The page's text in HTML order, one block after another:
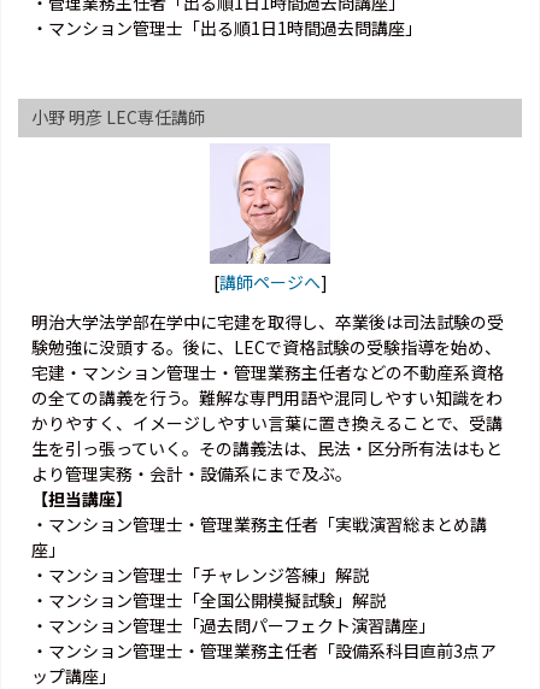
・マンション管理士「出る順1日1時間過去問講座」
小野 明彦 LEC専任講師
[講師ページへ]
明治大学法学部在学中に宅建を取得し、卒業後は司法試験の受
験勉強に没頭する。後に、LECで資格試験の受験指導を始め、
宅建・マンション管理士・管理業務主任者などの不動産系資格
の全ての講義を行う。難解な専門用語や混同しやすい知識をわ
かりやすく、イメージしやすい言葉に置き換えることで、受講
生を引っ張っていく。その講義法は、民法・区分所有法はもと
より管理実務・会計・設備系にまで及ぶ。
【担当講座】
・マンション管理士・管理業務主任者「実戦演習総まとめ講
座」
・マンション管理士「チャレンジ答練」解説
・マンション管理士「全国公開模擬試験」解説
・マンション管理士「過去問パーフェクト演習講座」
・マンション管理士・管理業務主任者「設備系科目直前3点ア
ップ講座」